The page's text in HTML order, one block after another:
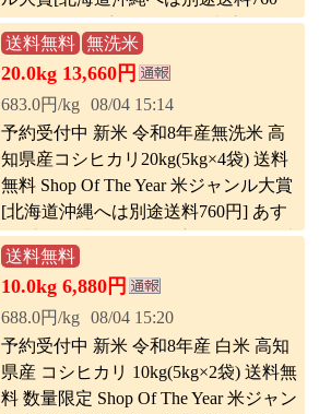
円] コンビニ受取 コンビニ決済 後払い
可
送料無料 無洗米
20.0kg 13,660円
683.0円/kg 08/04 15:14
予約受付中 新米 令和8年産無洗米 高
知県産コシヒカリ20kg(5kg×4袋) 送料
無料 Shop Of The Year 米ジャンル大賞
[北海道沖縄へは別途送料760円] あす
楽_土曜営業 コンビニ受取 コンビニ決
済 後払い 可
送料無料
10.0kg 6,880円
688.0円/kg 08/04 15:20
予約受付中 新米 令和8年産 白米 高知
県産 コシヒカリ 10kg(5kg×2袋) 送料無
料 数量限定 Shop Of The Year 米ジャン